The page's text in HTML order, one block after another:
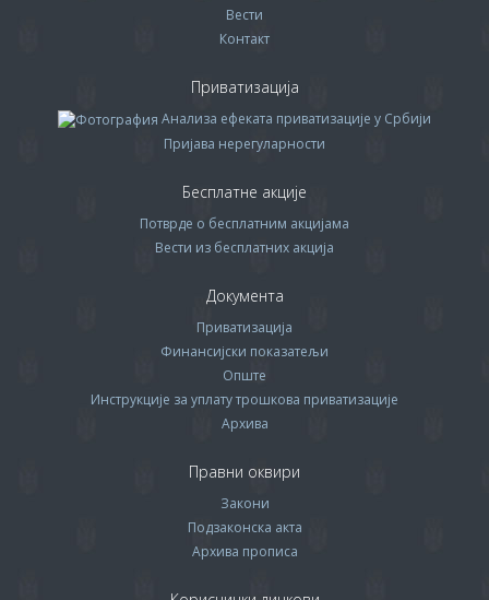
Вести
Контакт
Приватизација
Анализа ефеката приватизације у Србији
Пријава нерегуларности
Бесплатне акције
Потврде о бесплатним акцијама
Вести из бесплатних акција
Документа
Приватизација
Финансијски показатељи
Опште
Инструкције за уплату трошкова приватизације
Архива
Правни оквири
Закони
Подзаконска акта
Архива прописa